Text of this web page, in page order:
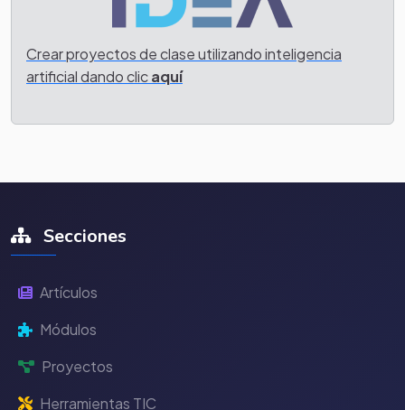
Crear proyectos de clase utilizando inteligencia
artificial dando clicaquí
Secciones
Artículos
Módulos
Proyectos
Herramientas TIC